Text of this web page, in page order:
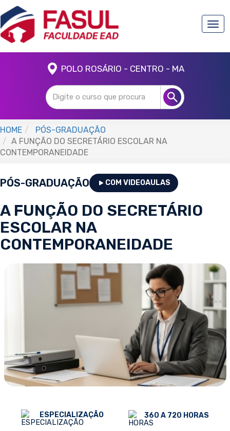
POLO ROSÁRIO - CENTRO - MA
HOME
PÓS-GRADUAÇÃO
A FUNÇÃO DO SECRETÁRIO ESCOLAR NA
CONTEMPORANEIDADE
PÓS-GRADUAÇÃO COM VIDEOAULAS
A FUNÇÃO DO SECRETÁRIO
ESCOLAR NA
CONTEMPORANEIDADE
ESPECIALIZAÇÃO 360 A 720 HORAS